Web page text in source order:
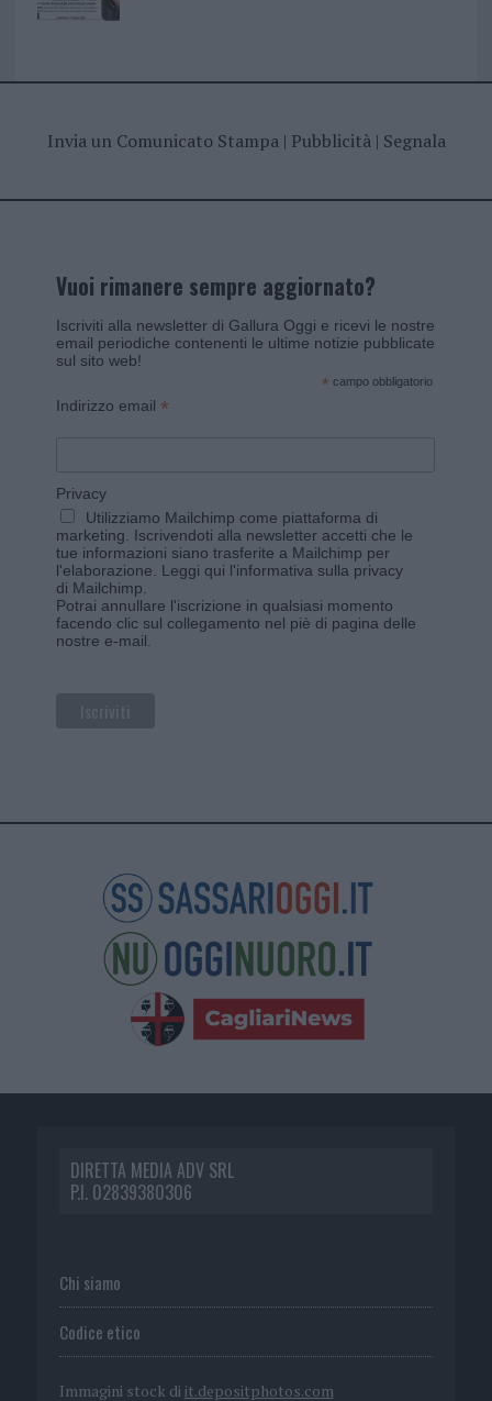
Invia un Comunicato Stampa| Pubblicità| Segnala
Vuoi rimanere sempre aggiornato?
Iscriviti alla newsletter di Gallura Oggi e ricevi le nostre
email periodiche contenenti le ultime notizie pubblicate
sul sito web!
* campo obbligatorio
Indirizzo email *
Privacy
Utilizziamo Mailchimp come piattaforma di
marketing. Iscrivendoti alla newsletter accetti che le
tue informazioni siano trasferite a Mailchimp per
l'elaborazione. Leggi qui l'informativa sulla privacy
di Mailchimp
Potrai annullare l'iscrizione in qualsiasi momento
facendo clic sul collegamento nel piè di pagina delle
nostre e-mail.
DIRETTA MEDIA ADV SRL
P.I. 02839380306
Chi siamo
Codice etico
Immagini stock di it.depositphotos.com